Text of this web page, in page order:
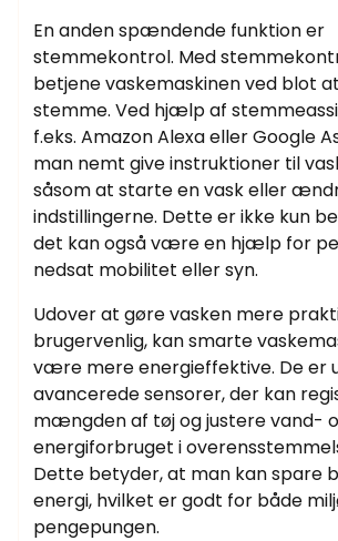
En anden spændende funktion er
stemmekontrol. Med
betjene vaskemaskinen ved blot
stemme. Ved hjælp af
f.eks. Amazon Alexa eller Google
man nemt give instruktioner til
såsom at starte en vask eller
indstillingerne. Dette er ikke kun
det kan også være en hjælp for
nedsat mobilitet eller syn.
Udover at gøre vasken mere
brugervenlig, kan smarte
være mere energieffektive. De er
avancerede sensorer, der kan
mængden af tøj og justere vand-
energiforbruget i
Dette betyder, at man kan spare
energi, hvilket er godt for både
pengepungen.